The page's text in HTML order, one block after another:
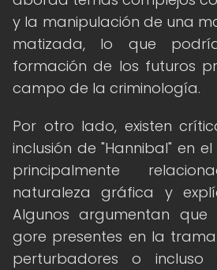
y la manipulación de una
matizada, lo que
formación de los futuros
campo de la criminología.
Por otro lado, existen
inclusión de "Hannibal" en
principalmente
naturaleza gráfica y
Algunos argumentan
gore presentes en la
perturbadores o incluso